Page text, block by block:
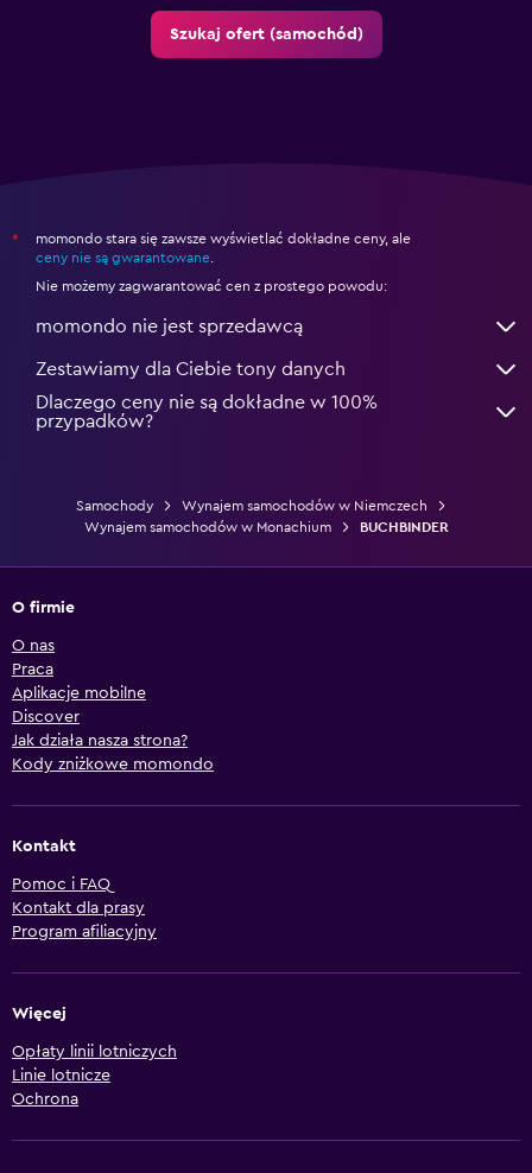
Szukaj ofert (samochód)
*
momondo stara się zawsze wyświetlać dokładne ceny, ale
ceny nie są gwarantowane.
Nie możemy zagwarantować cen z prostego powodu:
momondo nie jest sprzedawcą
Zestawiamy dla Ciebie tony danych
Dlaczego ceny nie są dokładne w 100%
przypadków?
Samochody
Wynajem samochodów w Niemczech
Wynajem samochodów w Monachium
BUCHBINDER
O firmie
O nas
Praca
Aplikacje mobilne
Discover
Jak działa nasza strona?
Kody zniżkowe momondo
Kontakt
Pomoc i FAQ
Kontakt dla prasy
Program afiliacyjny
Więcej
Opłaty linii lotniczych
Linie lotnicze
Ochrona